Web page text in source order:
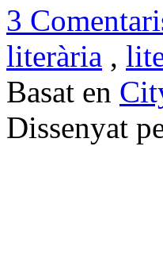
3
literària ,
Basat en
Dissenyat